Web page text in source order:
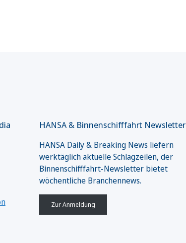
HANSA & Binnenschifffahrt Newsletter
HANSA Daily & Breaking News liefern
werktäglich aktuelle Schlagzeilen, der
Binnenschifffahrt-Newsletter bietet
wöchentliche Branchennews.
Zur Anmeldung